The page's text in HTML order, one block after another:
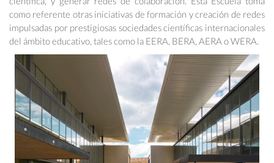
como referente otras iniciativas de formación y creación de redes
impulsadas por prestigiosas sociedades científicas internacionales
del ámbito educativo, tales como la EERA, BERA, AERA o WERA.